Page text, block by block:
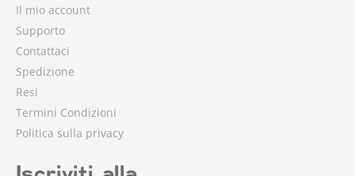
Il mio account
Supporto
Contattaci
Spedizione
Resi
Termini Condizioni
Politica sulla privacy